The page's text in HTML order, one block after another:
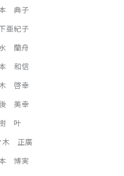
典子
亜紀子
蘭舟
和信
啓幸
美幸
叶
木 正廣
博実